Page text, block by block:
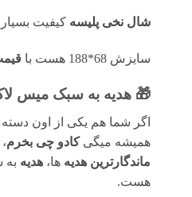
شال نخی پلیسه کیفیت بسیار
سایزش 68*188 هست با
🎁 هدیه به سبک میس
اگر شما هم یکی از اون
همیشه میگیکادو چی بخرم
ماندگارترین هدیه ها، هدیه
هست.